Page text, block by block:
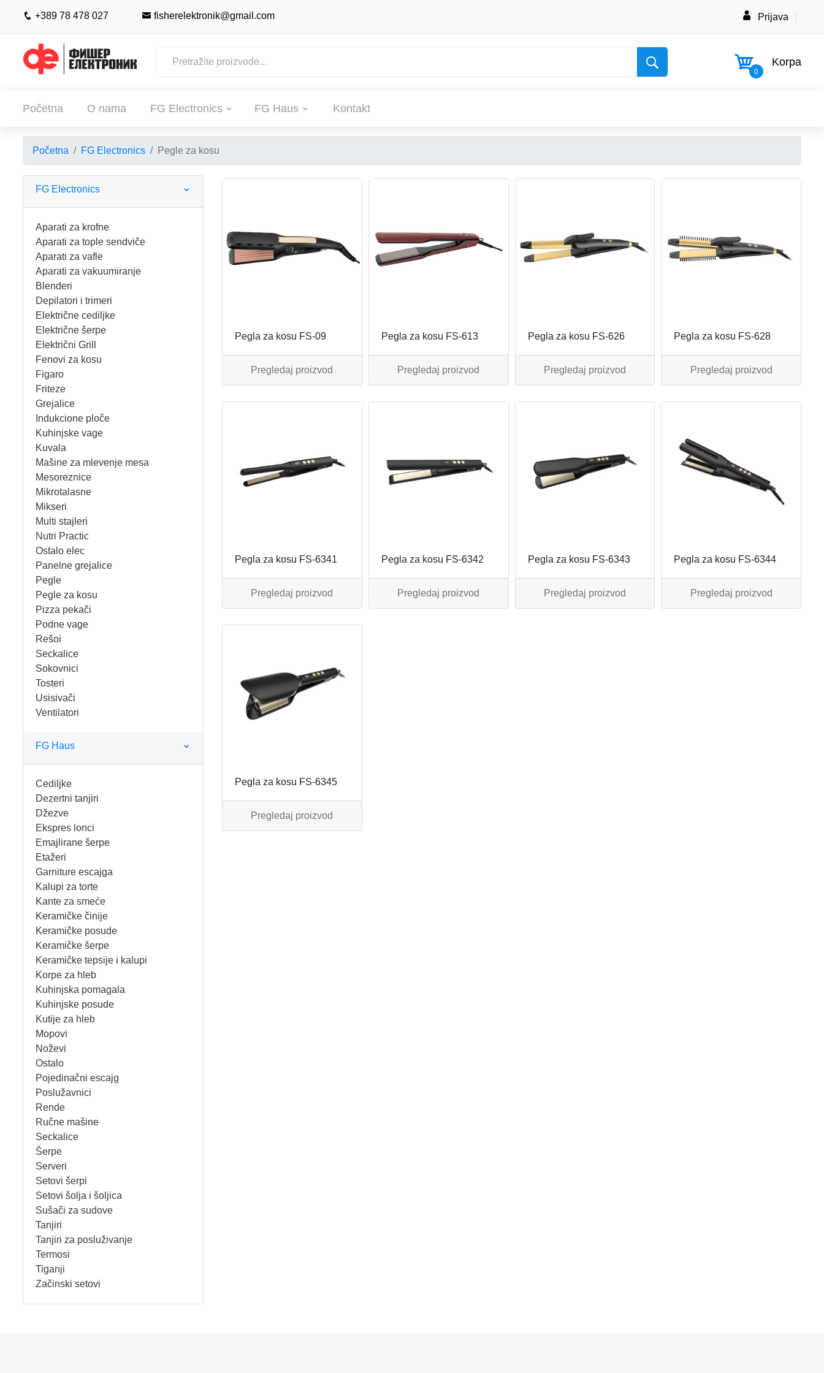
+389 78 478 027 fisherelektronik@gmail.com Prijava
0
Korpa
Početna O nama FG Electronics FG Haus Kontakt
POČETNA
APARATI ZA KROFNE
APARATI ZA TOPLE SENDVIČE
APARATI ZA VAFLE
APARATI ZA VAKUUMIRANJE
BLENDERI
DEPILATORI I TRIMERI
ELEKTRIČNE CEDILJKE
ELEKTRIČNE ŠERPE
ELEKTRIČNI GRILL
FENOVI ZA KOSU
FIGARO
FRITEZE
GREJALICE
INDUKCIONE PLOČE
KUHINJSKE VAGE
KUVALA
MAŠINE ZA MLEVENJE MESA
MIKROTALASNE
MIKSERI
MULTI STAJLERI
NUTRI PRACTIC
OSTALO ELEC
PANELNE GREJALICE
PEGLE
PEGLE ZA KOSU
PIZZA PEKAČI
PODNE VAGE
REŠOI
SECKALICE
SOKOVNICI
TOSTERI
USISIVAČI
VENTILATORI
FG HAUS
CEDILJKE
DEZERTNI TANJIRI
DŽEZVE
EKSPRES LONCI
EMAJLIRANE ŠERPE
ETAŽERI
GARNITURE ESCAJGA
KALUPI ZA TORTE
KANTE ZA SMEĆE
KERAMIČKE ČINIJE
KERAMIČKE POSUDE
KERAMIČKE ŠERPE
KERAMIČKE TEPSIJE I KALUPI
KORPE ZA HLEB
KUHINJSKA POMAGALA
KUHINJSKE POSUDE
MOPOVI
NOŽEVI
OSTALO
POJEDINAČNI ESCAJG
POSLUŽAVNICI
RENDE
RUČNE MAŠINE
SECKALICE
ŠERPE
SERVERI
SETOVI ŠERPI
SETOVI ŠOLJA I ŠOLJICA
SUŠAČI ZA SUDOVE
TANJIRI
TANJIRI ZA POSLUŽIVANJE
TERMOSI
TIGANJI
KONTAKT
+389 78 478 027
Početna FG Electronics Pegle za kosu
FG Electronics
Aparati za krofne
Aparati za tople sendviče
Aparati za vafle
Aparati za vakuumiranje
Blenderi
Depilatori i trimeri
Električne cediljke
Električne šerpe
Električni Grill
Fenovi za kosu
Figaro
Friteze
Grejalice
Indukcione ploče
Kuhinjske vage
Kuvala
Mašine za mlevenje mesa
Mesoreznice
Mikrotalasne
Mikseri
Multi stajleri
Nutri Practic
Ostalo elec
Panelne grejalice
Pegle
Pegle za kosu
Pizza pekači
Podne vage
Rešoi
Seckalice
Sokovnici
Tosteri
Usisivači
Ventilatori
FG Haus
Cediljke
Dezertni tanjiri
Džezve
Ekspres lonci
Emajlirane šerpe
Etažeri
Garniture escajga
Kalupi za torte
Kante za smeće
Keramičke činije
Keramičke posude
Keramičke šerpe
Keramičke tepsije i kalupi
Korpe za hleb
Kuhinjska pomagala
Kuhinjske posude
Kutije za hleb
Mopovi
Noževi
Ostalo
Pojedinačni escajg
Poslužavnici
Rende
Ručne mašine
Seckalice
Šerpe
Serveri
Setovi šerpi
Setovi šolja i šoljica
Sušači za sudove
Tanjiri
Tanjiri za posluživanje
Termosi
Tiganji
Začinski setovi
Pegla za kosu FS-09
Pregledaj proizvod
Pegla za kosu FS-613
Pregledaj proizvod
Pegla za kosu FS-626
Pregledaj proizvod
Pegla za kosu FS-628
Pregledaj proizvod
Pegla za kosu FS-6341
Pregledaj proizvod
Pegla za kosu FS-6342
Pregledaj proizvod
Pegla za kosu FS-6343
Pregledaj proizvod
Pegla za kosu FS-6344
Pregledaj proizvod
Pegla za kosu FS-6345
Pregledaj proizvod